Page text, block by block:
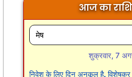
आज का
शुक्रवार, 7
निवेश के लिए दिन अनुकूल है,